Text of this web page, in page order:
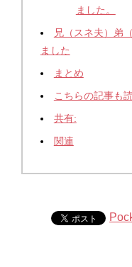
ました。
兄（スネ夫）弟
ました
まとめ
こちらの記事も
共有:
関連